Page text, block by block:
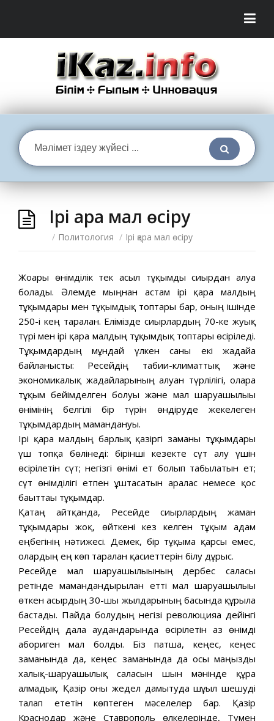
Ірі қара мал өсіру
/ Политология / Ірі қара мал өсіру
Жоғары өнімділік тек асыл тұқымды сиырдан алуға
болады. Әлемде мыңнан астам ірі қара малдың
тұқымдары мен тұқымдық топтары бар, оның ішінде
250-і кең таралған. Елімізде сиырлардың 70-ке жуық
түрі мен ірі қара малдың тұқымдық топтары өсіріледі.
Тұқымдардың мұндай үлкен саны екі жағдайға
байланысты: Ресейдің табиғи-климаттық және
экономикалық жағдайларының алуан түрлілігі, оларға
тұқым бейімделген болуы және мал шаруашылығы
өнімінің белгілі бір түрін өндіруде жекелеген
тұқымдардың мамандануы.
Ірі қара малдың барлық қазіргі заманғы тұқымдары
үш топқа бөлінеді: бірінші кезекте сүт алу үшін
өсірілетін сүт; негізгі өнімі ет болып табылатын ет;
сүт өнімділігі етпен ұштасатын аралас немесе қос
бағыттағы тұқымдар.
Қатаң айтқанда, Ресейде сиырлардың жаман
тұқымдары жоқ, өйткені кез келген тұқым адам
еңбегінің нәтижесі. Демек, бір тұқымға қарсы емес,
олардың ең көп таралған қасиеттерін білу дұрыс.
Ресейде мал шаруашылығының дербес саласы
ретінде мамандандырылған етті мал шаруашылығы
өткен ғасырдың 30-шы жылдарының басында құрыла
бастады. Пайда болудың негізі революцияға дейінгі
Ресейдің дала аудандарында өсірілетін аз өнімді
абориген мал болды. Біз патша, кеңес, кеңес
заманында да, кеңес заманында да осы маңызды
халық-шаруашылық саласын шын мәнінде құра
алмадық. Қазір оны жедел дамытуда шұғыл шешуді
талап ететін көптеген мәселелер бар. Қазір
Краснодар және Ставрополь өлкелерінде, Түмен